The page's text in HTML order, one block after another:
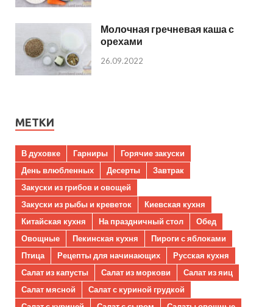
Молочная гречневая каша с
орехами
26.09.2022
МЕТКИ
В духовке Гарниры
Горячие закуски
День влюбленных
Десерты
Завтрак
Закуски из грибов и овощей
Закуски из рыбы и креветок
Киевская кухня
Китайская кухня
На праздничный стол
Обед
Овощные
Пекинская кухня
Пироги с яблоками
Птица
Рецепты для начинающих
Русская кухня
Салат из капусты
Салат из моркови
Салат из яиц
Салат мясной
Салат с куриной грудкой